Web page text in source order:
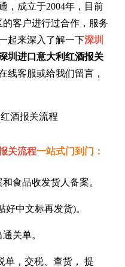
，成立于2004年，目前
客户进行过合作，服务
起来深入了解一下深圳
圳进口意大利红酒报关
线客服或给我们留言，
关流程一站式门到门：
食品收发货人备案。
中文标再发货)。
关单。
，交税、查货， 提